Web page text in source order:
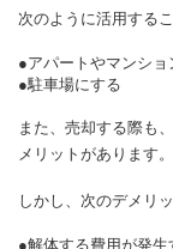
次のように活用する
アパートやマンシ
駐車場にする
また、売却する際も
メリットがあります。
しかし、次のデメリ
解体する費用が発生